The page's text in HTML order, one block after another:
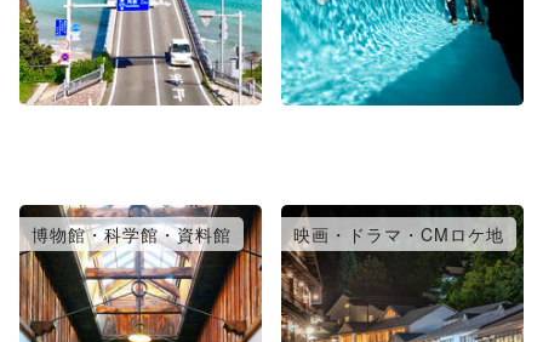
博物館・科学館・資料館 映画・ドラマ・CMロケ地